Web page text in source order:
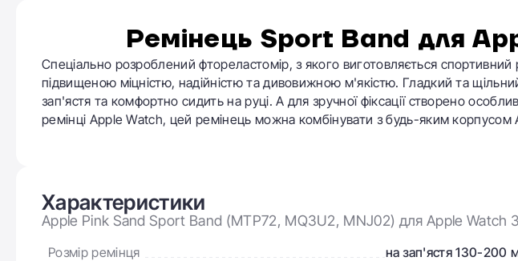
Ремінець Sport Band для
Спеціально розроблений фтореластомір, з якого виготовляється спортивний
підвищеною міцністю, надійністю та дивовижною м'якістю. Гладкий та
зап'ястя та комфортно сидить на руці. А для зручної фіксації створено
ремінці Apple Watch, цей ремінець можна комбінувати з будь-яким корпусом
Характеристики
Apple Pink Sand Sport Band (MTP72, MQ3U2, MNJ02) для Apple Watch
Розмір ремінця на зап'ястя 130-200